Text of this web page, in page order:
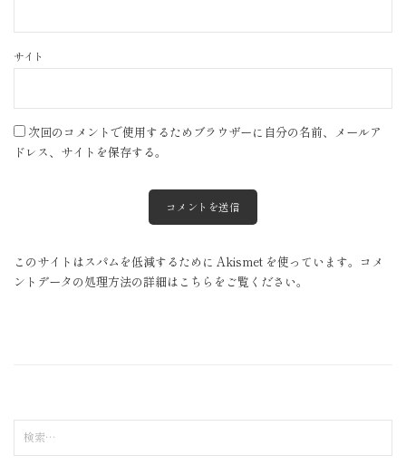
サイト
次回のコメントで使用するためブラウザーに自分の名前、メールア
ドレス、サイトを保存する。
このサイトはスパムを低減するために Akismet を使っています。 コメ
ントデータの処理方法の詳細はこちらをご覧ください。
索